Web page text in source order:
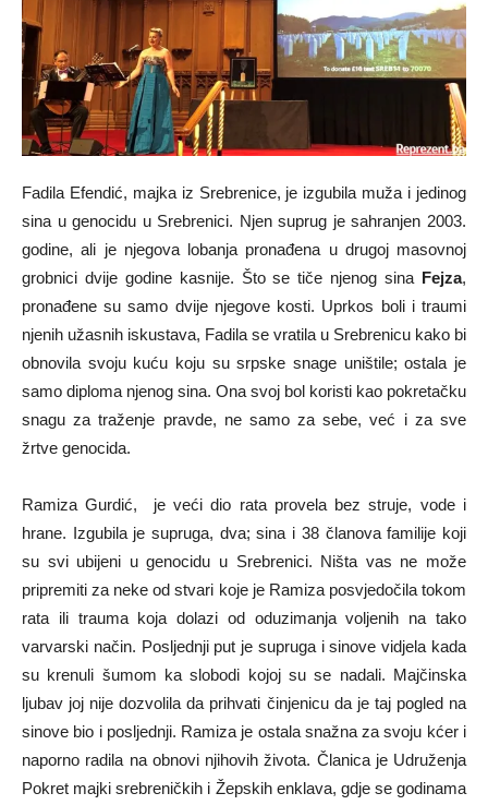
Fadila Efendić, majka iz Srebrenice, je izgubila muža i jedinog
sina u genocidu u Srebrenici. Njen suprug je sahranjen 2003.
godine, ali je njegova lobanja pronađena u drugoj masovnoj
grobnici dvije godine kasnije. Što se tiče njenog sina Fejza,
pronađene su samo dvije njegove kosti. Uprkos boli i traumi
njenih užasnih iskustava, Fadila se vratila u Srebrenicu kako bi
obnovila svoju kuću koju su srpske snage uništile; ostala je
samo diploma njenog sina. Ona svoj bol koristi kao pokretačku
snagu za traženje pravde, ne samo za sebe, već i za sve
žrtve genocida.
Ramiza Gurdić, je veći dio rata provela bez struje, vode i
hrane. Izgubila je supruga, dva; sina i 38 članova familije koji
su svi ubijeni u genocidu u Srebrenici. Ništa vas ne može
pripremiti za neke od stvari koje je Ramiza posvjedočila tokom
rata ili trauma koja dolazi od oduzimanja voljenih na tako
varvarski način. Posljednji put je supruga i sinove vidjela kada
su krenuli šumom ka slobodi kojoj su se nadali. Majčinska
ljubav joj nije dozvolila da prihvati činjenicu da je taj pogled na
sinove bio i posljednji. Ramiza je ostala snažna za svoju kćer i
naporno radila na obnovi njihovih života. Članica je Udruženja
Pokret majki srebreničkih i Žepskih enklava, gdje se godinama